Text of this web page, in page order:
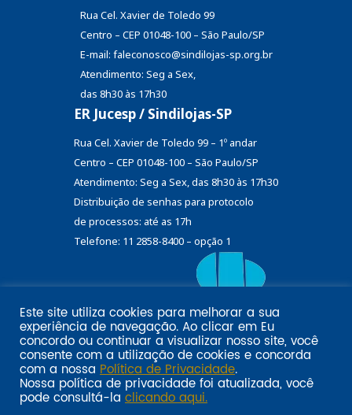
Rua Cel. Xavier de Toledo 99
Centro – CEP 01048-100 – São Paulo/SP
E-mail: faleconosco@sindilojas-sp.org.br
Atendimento: Seg a Sex,
das 8h30 às 17h30
ER Jucesp / Sindilojas-SP
Rua Cel. Xavier de Toledo 99 – 1º andar
Centro – CEP 01048-100 – São Paulo/SP
Atendimento: Seg a Sex, das 8h30 às 17h30
Distribuição de senhas para protocolo
de processos: até as 17h
Telefone: 11 2858-8400 – opção 1
Email marketing por:
Pol�tica de privacidade SINDILOJAS-SPAcesse aqui
Este site utiliza cookies para melhorar a sua
experiência de navegação. Ao clicar em Eu
concordo ou continuar a visualizar nosso site, você
consente com a utilização de cookies e concorda
com a nossa Política de Privacidade.
Nossa política de privacidade foi atualizada, você
pode consultá-la clicando aqui.